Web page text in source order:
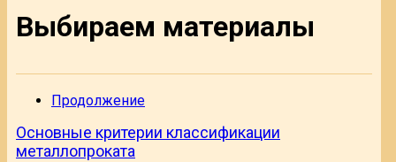
Выбираем материалы
Продолжение
Основные критерии классификации
металлопроката